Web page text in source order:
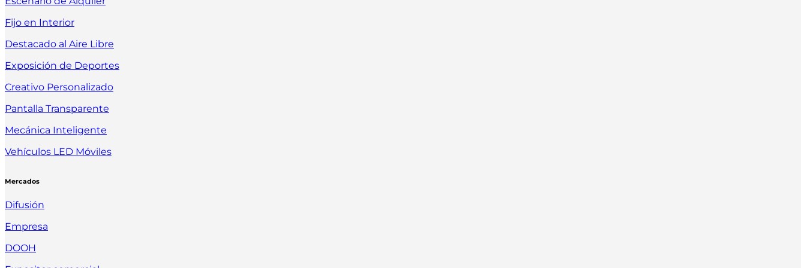
Fijo en Interior
Destacado al Aire Libre
Exposición de Deportes
Creativo Personalizado
Pantalla Transparente
Mecánica Inteligente
Vehículos LED Móviles
Mercados
Difusión
Empresa
DOOH